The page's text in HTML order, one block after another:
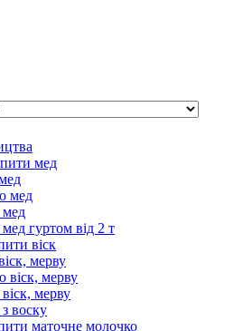
мед
мед
мед
гуртом від 2 т
віск
мерву
віск, мерву
мерву
воску
маточне молочко